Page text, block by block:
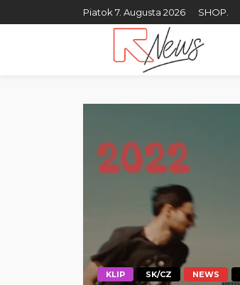
Piatok 7. Augusta 2026 SHOP.
KLIP SK/CZ NEWS